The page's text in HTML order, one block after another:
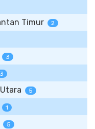
Timur 2
3
3
5
1
5